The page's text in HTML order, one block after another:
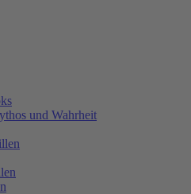
und Wahrheit